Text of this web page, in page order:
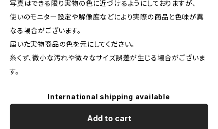
写真はできる限り実物の色に近づけるようにしておりますが、
使いのモニター設定や解像度などにより実際の商品と色味が異
なる場合がございます。
届いた実物商品の色を元にしてください。
糸くず、微小な汚れや微々なサイズ誤差が生じる場合がございま
す。
International shipping available
Add to cart